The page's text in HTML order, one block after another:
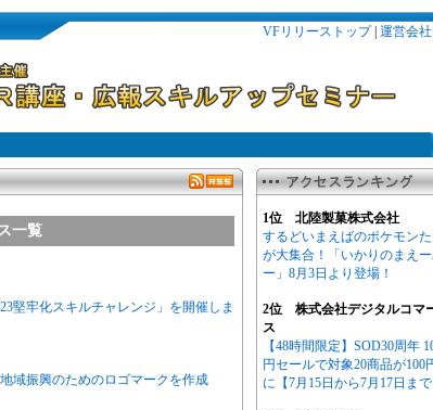
VFリリーストップ| 運営会社
一覧
堅牢化スキルチャレンジ」を開催しま
域振興のためのロゴマークを作成
1位 北陸製菓株式会社
するどいまえばのポケモン
が大集合！「いかりのまえ
ー」8月3日より登場！
2位 株式会社デジタルコマ
ス
【48時間限定】SOD30周年
円セールで対象20商品が100
に【7月15日から7月17日まで